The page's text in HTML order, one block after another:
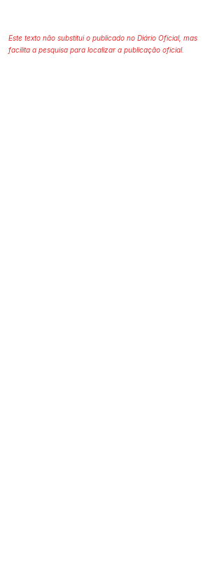
Este texto não substitui o publicado no Diário Oficial, mas
facilita a pesquisa para localizar a publicação oficial.